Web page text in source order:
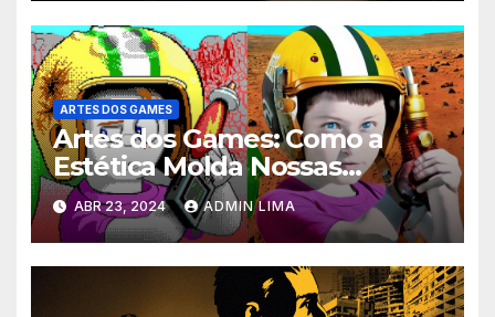
ARTES DOS GAMES
Artes dos Games: Como a
Estética Molda Nossas
Experiências – Descubra!
ABR 23, 2024 ADMIN LIMA